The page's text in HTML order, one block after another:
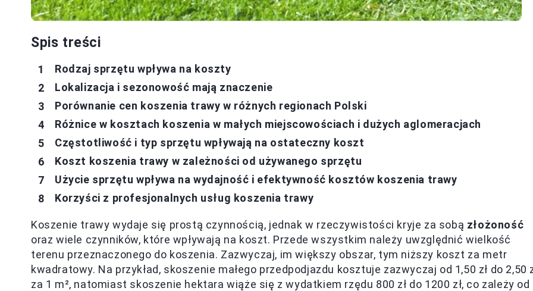
Spis treści
Rodzaj sprzętu wpływa na koszty
Lokalizacja i sezonowość mają znaczenie
Porównanie cen koszenia trawy w różnych regionach Polski
Różnice w kosztach koszenia w małych miejscowościach i dużych aglomeracjach
Częstotliwość i typ sprzętu wpływają na ostateczny koszt
Koszt koszenia trawy w zależności od używanego sprzętu
Użycie sprzętu wpływa na wydajność i efektywność kosztów koszenia trawy
Korzyści z profesjonalnych usług koszenia trawy
Koszenie trawy wydaje się prostą czynnością, jednak w rzeczywistości kryje za sobą złożoność
oraz wiele czynników, które wpływają na koszt. Przede wszystkim należy uwzględnić wielkość
terenu przeznaczonego do koszenia. Zazwyczaj, im większy obszar, tym niższy koszt za metr
kwadratowy. Na przykład, skoszenie małego przedpodjazdu kosztuje zazwyczaj od 1,50 zł do 2,50
za 1 m², natomiast skoszenie hektara wiąże się z wydatkiem rzędu 800 zł do 1200 zł, co zależy od